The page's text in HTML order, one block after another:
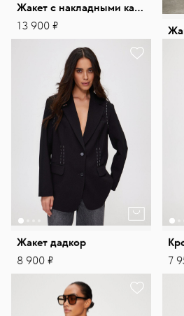
Жакет с накладными карманами
13 900 ₽
Жакет дадкор
8 900 ₽
7